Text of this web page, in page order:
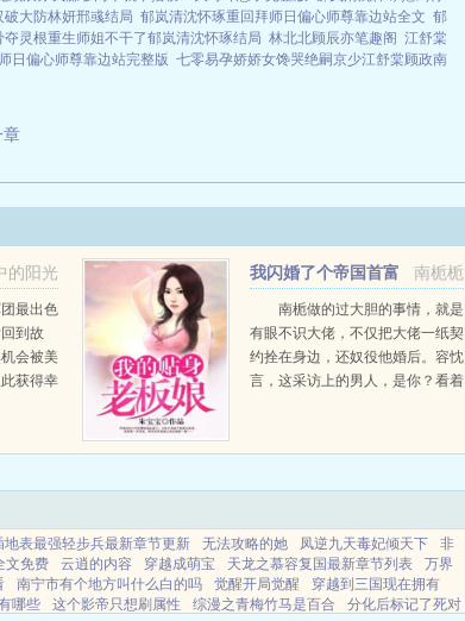
大防林妍邢彧结局 郁岚清沈怀琢重回拜师日偏心师尊靠边站全文 郁
夺灵根重生师姐不干了郁岚清沈怀琢结局 林北北顾辰亦笔趣阁 江舒棠
日偏心师尊靠边站完整版 七零易孕娇娇女馋哭绝嗣京少江舒棠顾政南
章
的阳光
最出色
到故
会被美
获得幸
南栀栀
我闪婚了个帝国首富
南栀做的过大胆的事情，就是
有眼不识大佬，不仅把大佬一纸契
约拴在身边，还奴役他婚后。容忱
言，这采访上的男人，是你？看着
帝国容家？她几百年没发挥过的锦
地表最强轻步兵最新章节更新 无法攻略的她 凤逆九天毒妃倾天下
非
文免费 云逍的内容 穿越成萌宝 天龙之慕容复国最新章节列表
万界
南宁市有个地方叫什么白的吗 觉醒开局觉醒
穿越到三国现在拥有
哪些 这个影帝只想刷属性 综漫之青梅竹马是百合
分化后标记了死对